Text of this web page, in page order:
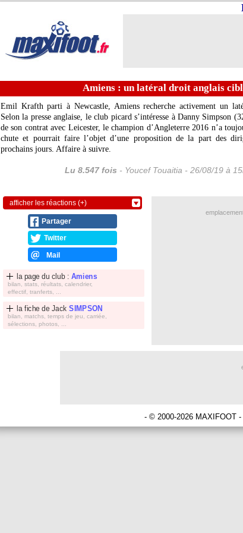
Amiens : un latéral droit anglais
Emil Krafth parti à Newcastle, Amiens recherche activement un
Selon la presse anglaise, le club picard s’intéresse à DannySimpson
de son contrat avec Leicester, le champion d’Angleterre 2016 n’a
chute et pourrait faire l’objet d’une proposition de la part des
prochains jours. Affaire à suivre.
Lu 8.547 fois - Youcef Touaitia - 26/08/19 à
afficher les réactions (+)
Partager
Twitter
Mail
la page du club : Amiens
bilan, stats, réultats, calendrier,
effectif, tranferts, ...
la fiche de JackSIMPSON
bilan, matchs, temps de jeu, carriée,
sélections, photos, ...
- © 2000-2026 MAXIFOOT -